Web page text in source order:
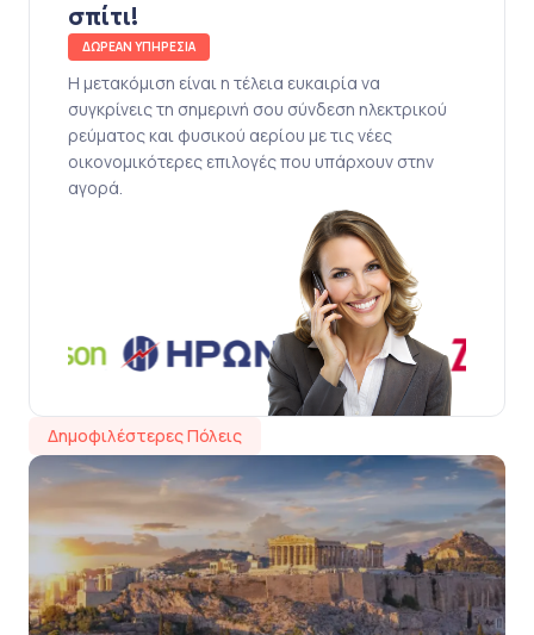
σπίτι!
ΔΩΡΕΑΝ ΥΠΗΡΕΣΙΑ
Η μετακόμιση είναι η τέλεια ευκαιρία να
συγκρίνεις τη σημερινή σου σύνδεση ηλεκτρικού
ρεύματος και φυσικού αερίου με τις νέες
οικονομικότερες επιλογές που υπάρχουν στην
αγορά.
Δημοφιλέστερες Πόλεις